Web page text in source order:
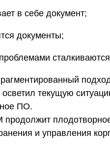
в себе документ;
документы;
осветил текущую
ПО.
продолжит
и управления